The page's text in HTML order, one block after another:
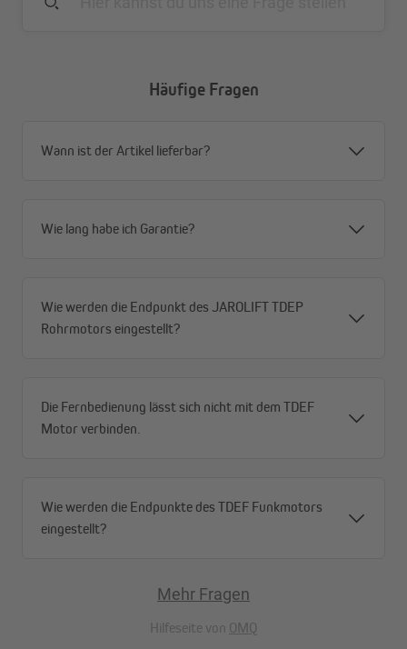
eine Montage ganz ohne Werkzeug und gewährleistet
gleichzeitig eine hohe Kompatibilität mit anderen Systemen.
Ein Kabel mit einer Länge von 2,5 m ist im Lieferumfang
Häufige Fragen
Wann ist der Artikel lieferbar?
Wie lang habe ich Garantie?
Wie werden die Endpunkt des JAROLIFT TDEP
Rohrmotors eingestellt?
Die Fernbedienung lässt sich nicht mit dem TDEF
Motor verbinden.
Wie werden die Endpunkte des TDEF Funkmotors
eingestellt?
Mehr Fragen
Hilfeseite von OMQ